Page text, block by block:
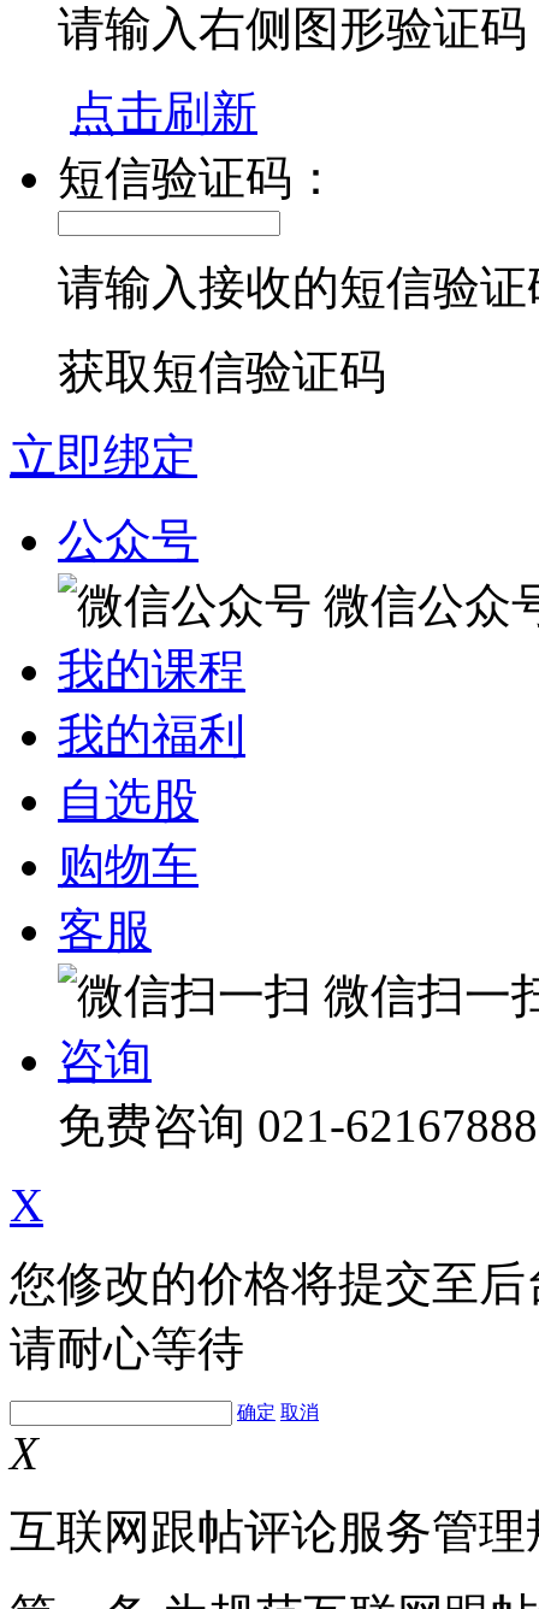
请输入右侧图形验证码
点击刷新
短信验证码：
请输入接收的短信验证
获取短信验证码
立即绑定
公众号
微信公众
我的课程
我的福利
自选股
购物车
客服
微信扫一
咨询
免费咨询 021-62167888
X
您修改的价格将提交至
请耐心等待
确定 取消
X
互联网跟帖评论服务管理